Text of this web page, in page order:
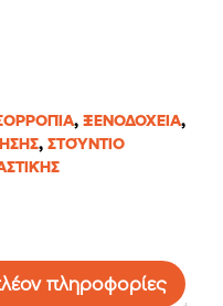
, ΞΕΝΟΔΟΧΕΊΑ,
, ΣΤΟΎΝΤΙΟ
πληροφορίες